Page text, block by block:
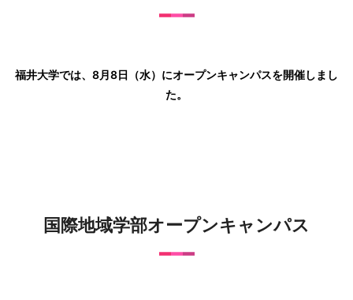
福井大学では、8月8日（水）にオープンキャンパスを開催しまし
た。
国際地域学部オープンキャンパス